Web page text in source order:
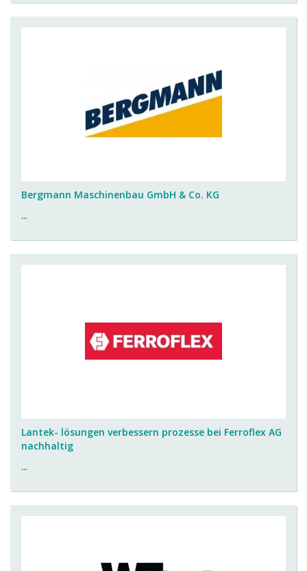
Bergmann Maschinenbau GmbH & Co. KG
...
Lantek- lösungen verbessern prozesse bei Ferroflex AG
nachhaltig
...